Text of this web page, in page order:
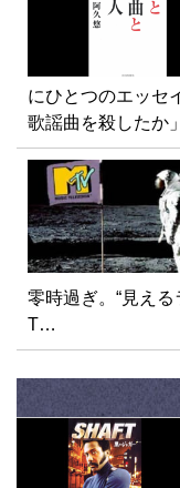
にひとつのエッセ
歌謡曲を殺したか
零時過ぎ。“見え
T…